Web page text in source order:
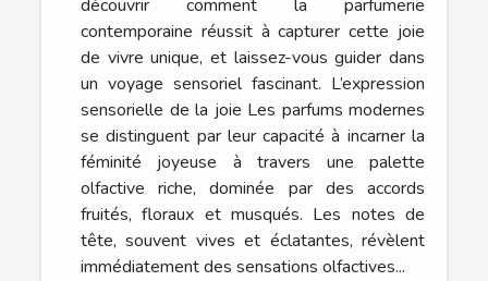
découvrir comment la parfumerie
contemporaine réussit à capturer cette joie
de vivre unique, et laissez-vous guider dans
un voyage sensoriel fascinant. L’expression
sensorielle de la joie Les parfums modernes
se distinguent par leur capacité à incarner la
féminité joyeuse à travers une palette
olfactive riche, dominée par des accords
fruités, floraux et musqués. Les notes de
tête, souvent vives et éclatantes, révèlent
immédiatement des sensations olfactives...